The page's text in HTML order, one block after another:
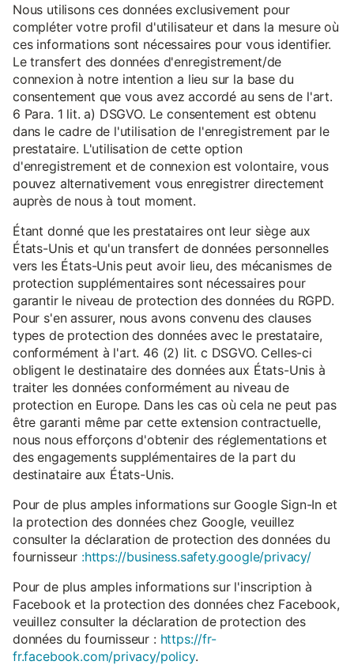
Nous utilisons ces données exclusivement pour
compléter votre profil d'utilisateur et dans la mesure où
ces informations sont nécessaires pour vous identifier.
Le transfert des données d'enregistrement/de
connexion à notre intention a lieu sur la base du
consentement que vous avez accordé au sens de l'art.
6 Para. 1 lit. a) DSGVO. Le consentement est obtenu
dans le cadre de l'utilisation de l'enregistrement par le
prestataire. L'utilisation de cette option
d'enregistrement et de connexion est volontaire, vous
pouvez alternativement vous enregistrer directement
auprès de nous à tout moment.
Étant donné que les prestataires ont leur siège aux
États-Unis et qu'un transfert de données personnelles
vers les États-Unis peut avoir lieu, des mécanismes de
protection supplémentaires sont nécessaires pour
garantir le niveau de protection des données du RGPD.
Pour s'en assurer, nous avons convenu des clauses
types de protection des données avec le prestataire,
conformément à l'art. 46 (2) lit. c DSGVO. Celles-ci
obligent le destinataire des données aux États-Unis à
traiter les données conformément au niveau de
protection en Europe. Dans les cas où cela ne peut pas
être garanti même par cette extension contractuelle,
nous nous efforçons d'obtenir des réglementations et
des engagements supplémentaires de la part du
destinataire aux États-Unis.
Pour de plus amples informations sur Google Sign-In et
la protection des données chez Google, veuillez
consulter la déclaration de protection des données du
fournisseur :https://business.safety.google/privacy/
Pour de plus amples informations sur l'inscription à
Facebook et la protection des données chez Facebook,
veuillez consulter la déclaration de protection des
données du fournisseur : https://fr-
fr.facebook.com/privacy/policy.